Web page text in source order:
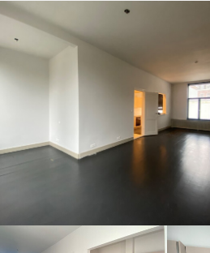
van luxe inbouwapparatuur.
en woonkamer met barblad creëert
verdieping: Ruime overloop met
en wasmachine/droger. De
2 ligt aan de achterzijde. De
woonstraat komt uit op de mooie
Uitvalswegen zijn eenvoudig
De NS-stations en de kust op
gerenoveerde eerste etage ( keuken,
kozijnen (dubbelglas met hout)